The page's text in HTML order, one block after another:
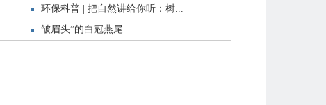
环保科普 | 把自然讲给你听：树...
皱眉头”的白冠燕尾